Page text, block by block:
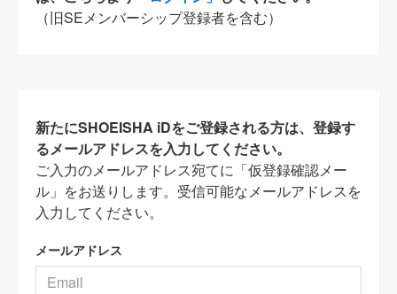
（旧SEメンバーシップ登録者を含む）
新たにSHOEISHA iDをご登録される方は、登録す
るメールアドレスを入力してください。
ご入力のメールアドレス宛てに「仮登録確認メー
ル」をお送りします。受信可能なメールアドレスを
入力してください。
メールアドレス